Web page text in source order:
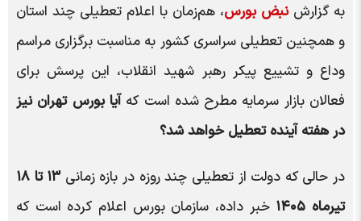
به گزارش نبض بورس، هم‌زمان با اعلام تعطیلی چند استان
و همچنین تعطیلی سراسری کشور به مناسبت برگزاری مراسم
وداع و تشییع پیکر رهبر شهید انقلاب، این پرسش برای
فعالان بازار سرمایه مطرح شده است کهآیا بورس تهران نیز
در هفته آینده تعطیل خواهد شد؟
در حالی که دولت از تعطیلی چند روزه در بازه زمانی
۱۳ تا ۱۸
تیرماه ۱۴۰۵
خبر داده، سازمان بورس اعلام کرده است که